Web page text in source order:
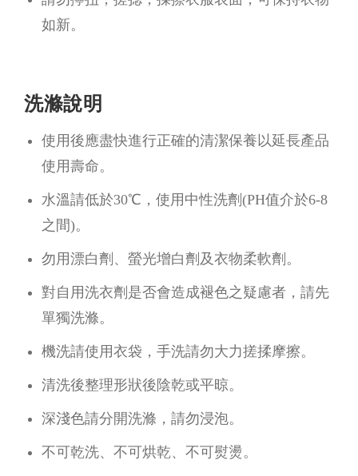
如新。
洗滌說明
使用後應盡快進行正確的清潔保養以延長產品
使用壽命。
水溫請低於30℃，使用中性洗劑(PH值介於6-8
之間)。
勿用漂白劑、螢光增白劑及衣物柔軟劑。
對自用洗衣劑是否會造成褪色之疑慮者，請先
單獨洗滌。
機洗請使用衣袋，手洗請勿大力搓揉摩擦。
清洗後整理形狀後陰乾或平晾。
深淺色請分開洗滌，請勿浸泡。
不可乾洗、不可烘乾、不可熨燙。